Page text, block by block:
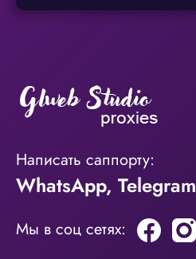
Написать саппорту:
WhatsApp, Telegram
Мы в соц сетях: